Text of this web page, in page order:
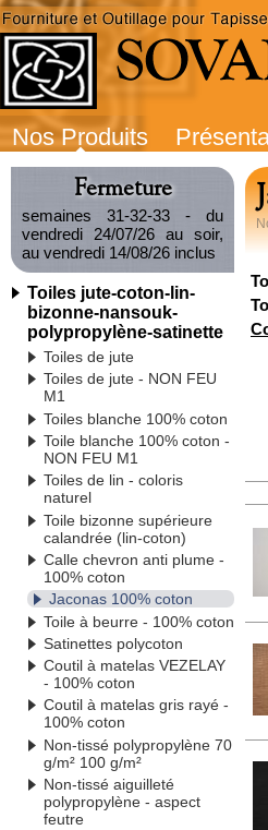
Nos Produits
Fermeture
semaines 31-32-33 - du
vendredi 24/07/26 au soir,
au vendredi 14/08/26 inclus
Toiles jute-coton-lin-
bizonne-nansouk-
polypropylène-satinette
Toiles de jute
Toiles de jute - NON FEU
M1
Toiles blanche 100% coton
Toile blanche 100% coton -
NON FEU M1
Toiles de lin - coloris
naturel
Toile bizonne supérieure
calandrée (lin-coton)
Calle chevron anti plume -
100% coton
Jaconas 100% coton
Toile à beurre - 100% coton
Satinettes polycoton
Coutil à matelas VEZELAY
- 100% coton
Coutil à matelas gris rayé -
100% coton
Non-tissé polypropylène 70
g/m² 100 g/m²
Non-tissé aiguilleté
polypropylène - aspect
feutre